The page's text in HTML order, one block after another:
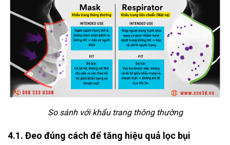
So sánh với khẩu trang thông thường
4.1. Đeo đúng cách để tăng hiệu quả lọc bụi